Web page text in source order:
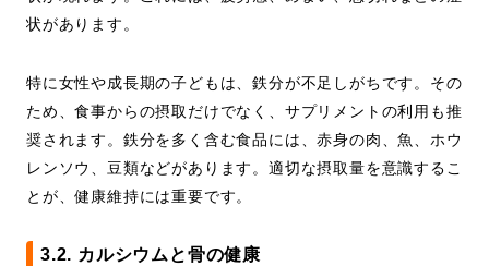
状があります。
特に女性や成長期の子どもは、鉄分が不足しがちです。その
ため、食事からの摂取だけでなく、サプリメントの利用も推
奨されます。鉄分を多く含む食品には、赤身の肉、魚、ホウ
レンソウ、豆類などがあります。適切な摂取量を意識するこ
とが、健康維持には重要です。
3.2. カルシウムと骨の健康